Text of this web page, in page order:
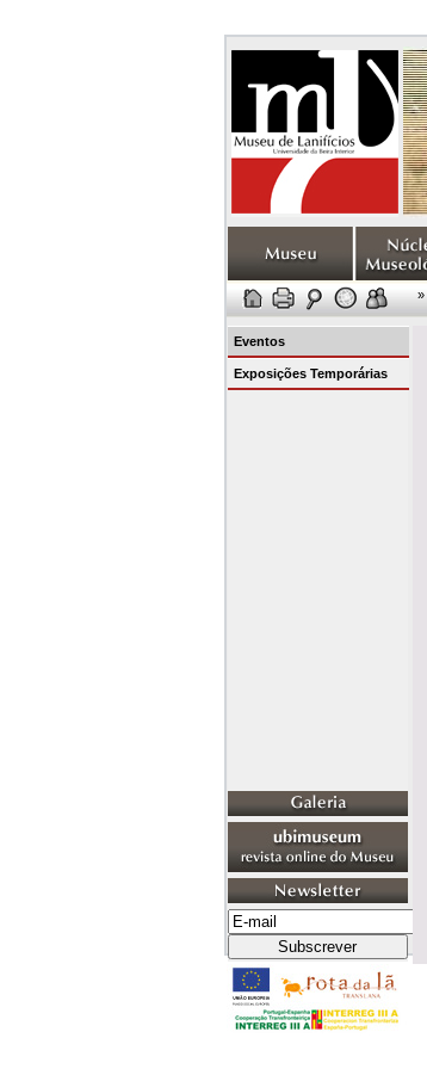
»
Eventos
Exposições Temporárias